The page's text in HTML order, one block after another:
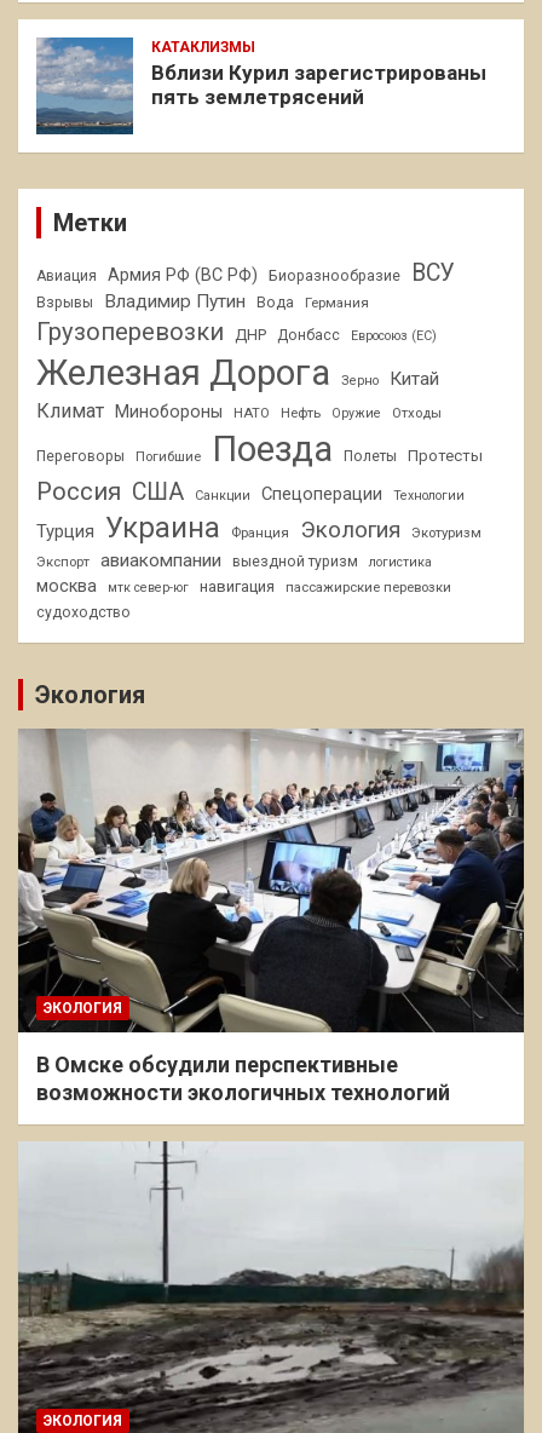
КАТАКЛИЗМЫ
Вблизи Курил зарегистрированы
пять землетрясений
Метки
Авиация Армия РФ (ВС РФ) Биоразнообразие ВСУ
Взрывы Владимир Путин Вода Германия
Грузоперевозки ДНР Донбасс Евросоюз (ЕС)
Железная Дорога Зерно Китай
Климат Минобороны НАТО Нефть Оружие Отходы
Переговоры Погибшие Поезда Полеты Протесты
Россия США Санкции Спецоперации Технологии
Турция Украина Франция Экология
Экотуризм
Экспорт
авиакомпании выездной туризм логистика
москва мтк север-юг навигация
пассажирские перевозки
судоходство
Экология
ЭКОЛОГИЯ
В Омске обсудили перспективные
возможности экологичных технологий
ЭКОЛОГИЯ